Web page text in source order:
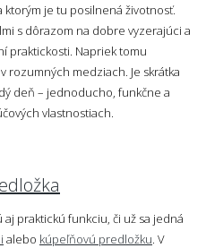
je tu posilnená životnosť.
s dôrazom na dobre vyzerajúci a
praktickosti. Napriek tomu
rozumných medziach. Je skrátka
deň – jednoducho, funkčne a
vlastnostiach.
praktickú funkciu, či už sa jedná
alebo kúpeľňovú predložku . V